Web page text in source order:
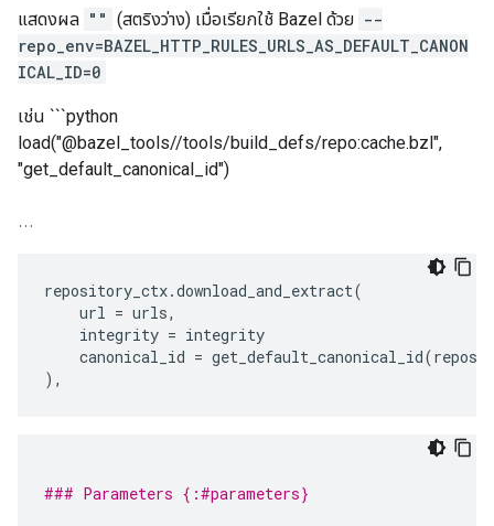
แสดงผล "" (สตริงว่าง) เมื่อเรียกใช้ Bazel ด้วย --
repo_env=BAZEL_HTTP_RULES_URLS_AS_DEFAULT_CANON
ICAL_ID=0
เช่น ```python
load("@bazel_tools//tools/build_defs/repo:cache.bzl",
"get_default_canonical_id")
...
repository_ctx.download_and_extract(
url = urls,
integrity = integrity
canonical_id = get_default_canonical_id(
),
### Parameters {:#parameters}